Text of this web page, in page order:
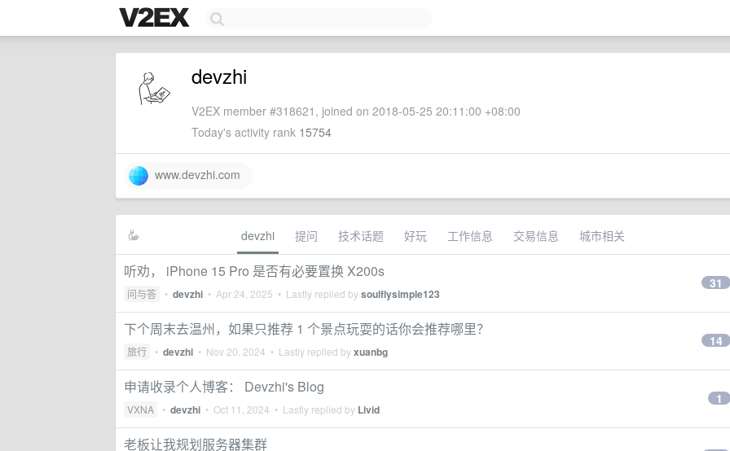
devzhi
V2EX member #318621, joined on 2018-05-25 20:11:00 +08:00
Today's activity rank 15754
www.devzhi.com
devzhi 提问 技术话题 好玩 工作信息 交易信息 城市相关
听劝， iPhone 15 Pro 是否有必要置换 X200s
问与答 • devzhi • Apr 24, 2025 • Lastly replied bysoulflysimple123
31
下个周末去温州，如果只推荐 1 个景点玩耍的话你会推荐哪里？
旅行 • devzhi • Nov 20, 2024 • Lastly replied byxuanbg
14
申请收录个人博客： Devzhi's Blog
VXNA • devzhi • Oct 11, 2024 • Lastly replied by Livid
1
老板让我规划服务器集群